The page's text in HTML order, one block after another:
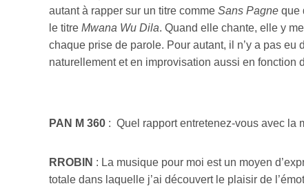
autant à rapper sur un titre comme Sans Pagneque
le titre Mwana Wu Dila. Quand elle chante, elle y
chaque prise de parole. Pour autant, il n’y a pas eu
naturellement et en improvisation aussi en fonction
PAN M 360 : Quel rapport entretenez-vous avec la
RROBIN : La musique pour moi est un moyen
totale dans laquelle j’ai découvert le plaisir de